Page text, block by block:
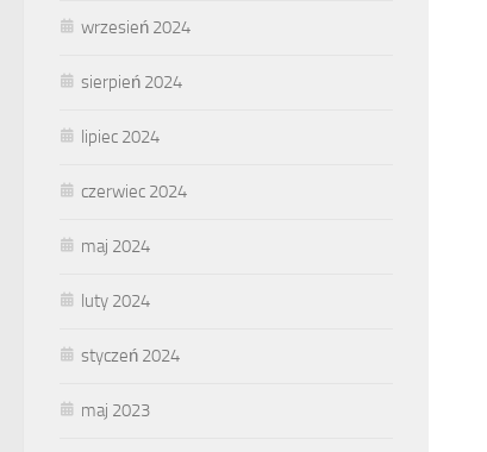
wrzesień 2024
sierpień 2024
lipiec 2024
czerwiec 2024
maj 2024
luty 2024
styczeń 2024
maj 2023